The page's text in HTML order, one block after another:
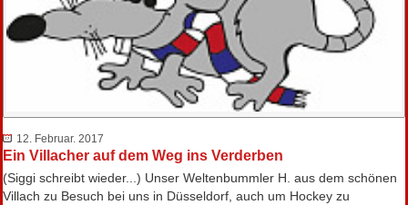
12. Februar. 2017
Ein Villacher auf dem Weg ins Verderben
(Siggi schreibt wieder...) Unser Weltenbummler H. aus dem schönen
Villach zu Besuch bei uns in Düsseldorf, auch um Hockey zu